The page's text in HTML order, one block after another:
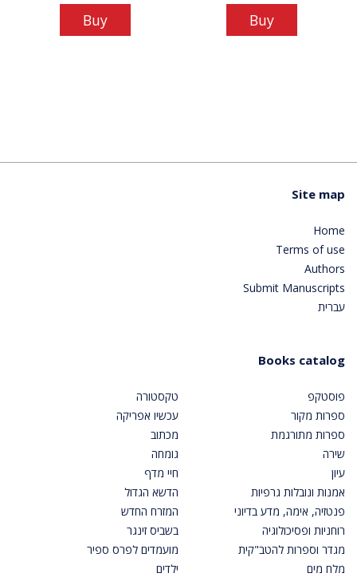
Buy
Buy
Site map
Home
Terms of use
Authors
Submit Manuscripts
עברית
Books catalog
פוסטקפ
ספרות מקור
ספרות מתורגמת
שירה
עיון
אמנות ונובלות גרפיות
פנטזיה, אימה, מדע בדיוני
רוחניות ופסיכולוגיה
מגדר וספרות להטב"קית
מלח מים
טקסטורה
עכשיו אפריקה
מכתוב
גומחה
חיי מדף
הדשא הגדול
המזרח החדש
בשביס זינגר
מועמדים לפרס ספיר
ילדים